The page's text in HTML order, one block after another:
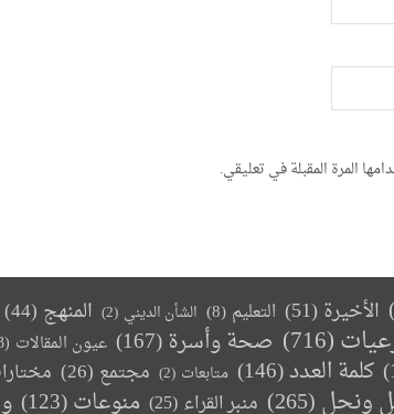
المرة المقبلة في تعليقي.
الأخيرة (51) التعليم (8) الشأن الديني (2) المنهج (44)
(716) صحة وأسرة(167) عيون المقالات (3)
كلمة العدد(146) متابعات (2) مجتمع (26)
ونحل(265) منبر القراء(25) منوعات(123)